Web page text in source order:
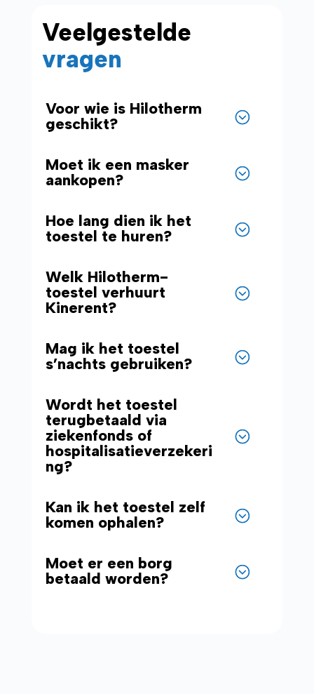
Veelgestelde
vragen
Voor wie is Hilotherm
geschikt?
Moet ik een masker
aankopen?
Hoe lang dien ik het
toestel te huren?
Welk Hilotherm-
toestel verhuurt
Kinerent?
Mag ik het toestel
s’nachts gebruiken?
Wordt het toestel
terugbetaald via
ziekenfonds of
hospitalisatieverzekeri
ng?
Kan ik het toestel zelf
komen ophalen?
Moet er een borg
betaald worden?